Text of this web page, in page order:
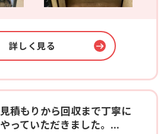
詳しく見る
見積もりから回収まで丁寧に
やっていただきました。...